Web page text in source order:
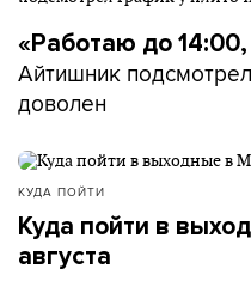
«Работаю до
Айтишник
доволен
КУДА ПОЙТИ
Куда пойти в
августа